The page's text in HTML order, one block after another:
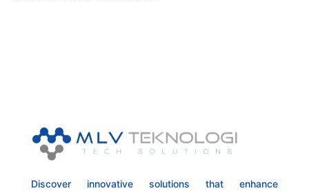
Discover innovative solutions that enhance